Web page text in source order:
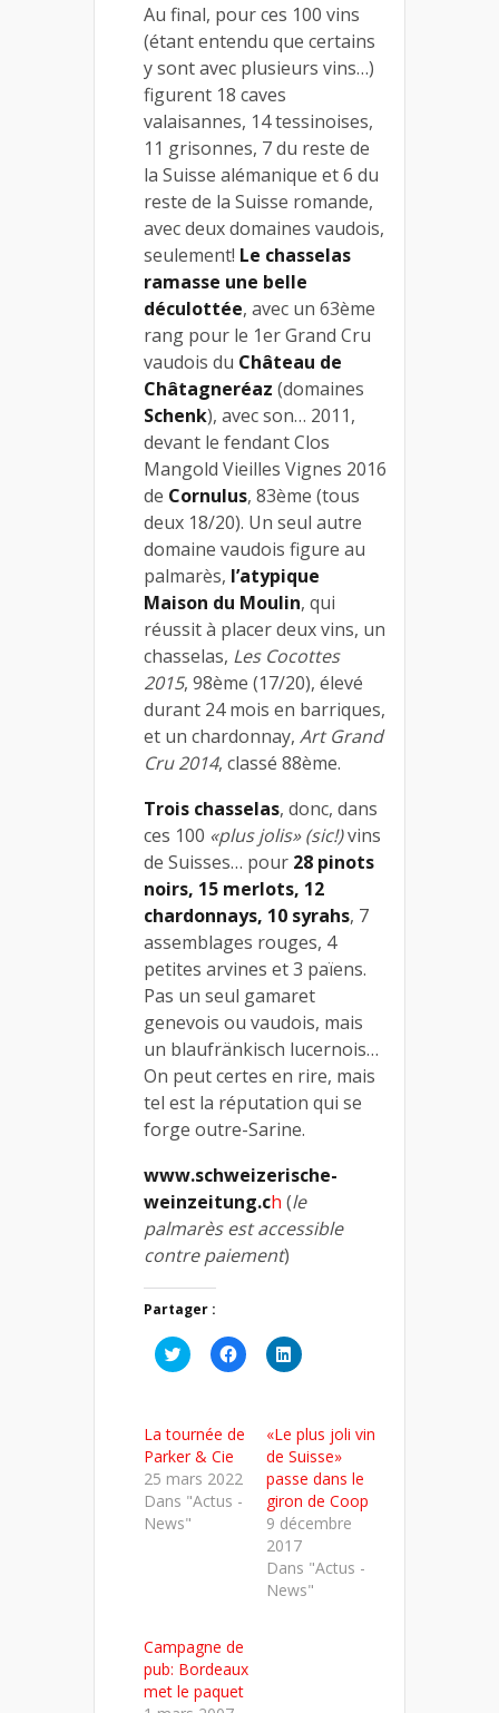
Au final, pour ces 100 vins
(étant entendu que certains
y sont avec plusieurs vins…)
figurent 18 caves
valaisannes, 14 tessinoises,
11 grisonnes, 7 du reste de
la Suisse alémanique et 6 du
reste de la Suisse romande,
avec deux domaines vaudois,
seulement! Le chasselas
ramasse une belle
déculottée, avec un 63ème
rang pour le 1er Grand Cru
vaudois du Château de
Châtagneréaz (domaines
Schenk), avec son… 2011,
devant le fendant Clos
Mangold Vieilles Vignes 2016
de Cornulus, 83ème (tous
deux 18/20). Un seul autre
domaine vaudois figure au
palmarès, l’atypique
Maison du Moulin, qui
réussit à placer deux vins, un
chasselas, Les Cocottes
2015, 98ème (17/20), élevé
durant 24 mois en barriques,
et un chardonnay, Art Grand
Cru 2014, classé 88ème.
Trois chasselas, donc, dans
ces 100 «plus jolis» (sic!)vins
de Suisses… pour 28 pinots
noirs, 15 merlots, 12
chardonnays, 10 syrahs, 7
assemblages rouges, 4
petites arvines et 3 païens.
Pas un seul gamaret
genevois ou vaudois, mais
un blaufränkisch lucernois…
On peut certes en rire, mais
tel est la réputation qui se
forge outre-Sarine.
www.schweizerische-
weinzeitung.ch (le
palmarès est accessible
contre paiement)
Partager :
Cliquez
pour
dans
une
nouvelle
fenêtre)
Cliquez
pour
une
nouvelle
fenêtre)
Cliquez
pour
dans
une
nouvelle
fenêtre)
La tournée de
Parker & Cie
25 mars 2022
Dans "Actus -
News"
«Le plus joli vin
de Suisse»
passe dans le
giron de Coop
9 décembre
2017
Dans "Actus -
News"
Campagne de
pub: Bordeaux
met le paquet